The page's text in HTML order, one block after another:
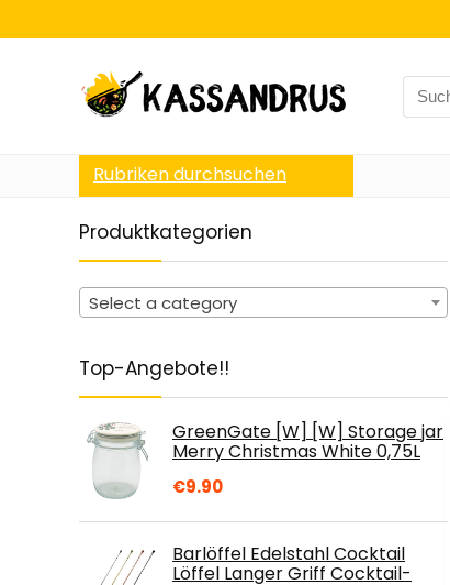
Search
for:
Rubriken durchsuchen
Produktkategorien
Select a category
Top-Angebote!!
GreenGate [W] [W] Storage jar
Merry Christmas White 0,75L
€9.90
Barlöffel Edelstahl Cocktail
Löffel Langer Griff Cocktail-